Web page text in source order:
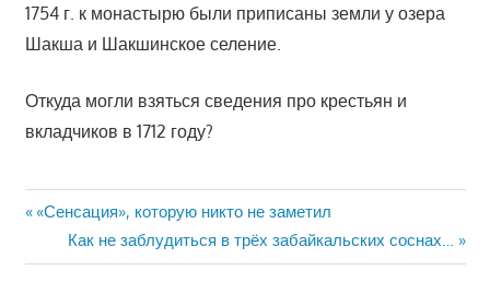
1754 г. к монастырю были приписаны земли у озера
Шакша и Шакшинское селение.
Откуда могли взяться сведения про крестьян и
вкладчиков в 1712 году?
Навигация
по
Предыдущая
запись:
«Сенсация», которую никто не заметил
Следующая
запись:
Как не заблудиться в трёх забайкальских соснах…